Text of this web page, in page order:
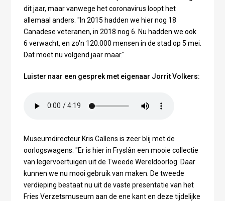
dit jaar, maar vanwege het coronavirus loopt het
allemaal anders. "In 2015 hadden we hier nog 18
Canadese veteranen, in 2018 nog 6. Nu hadden we ook
6 verwacht, en zo'n 120.000 mensen in de stad op 5 mei.
Dat moet nu volgend jaar maar."
Luister naar een gesprek met eigenaar Jorrit Volkers:
Museumdirecteur Kris Callens is zeer blij met de
oorlogswagens. "Er is hier in Fryslân een mooie collectie
van legervoertuigen uit de Tweede Wereldoorlog. Daar
kunnen we nu mooi gebruik van maken. De tweede
verdieping bestaat nu uit de vaste presentatie van het
Fries Verzetsmuseum aan de ene kant en deze tijdelijke